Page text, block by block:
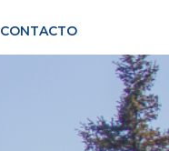
CONTACTO